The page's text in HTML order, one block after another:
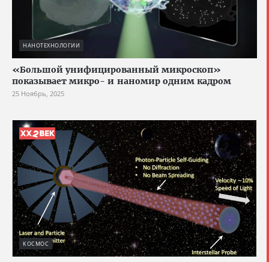
НАНОТЕХНОЛОГИИ
«Большой унифицированный микроскоп»
показывает микро- и наномир одним кадром
25 Ноябрь, 2025
КОСМОС